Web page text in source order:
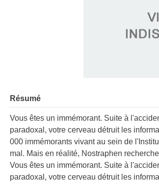
Résumé
Vous êtes un immémorant. Suite à
paradoxal, votre cerveau détruit les
000 immémorants vivant au sein de
mal. Mais en réalité, Nostraphen
Vous êtes un immémorant. Suite à
paradoxal, votre cerveau détruit les